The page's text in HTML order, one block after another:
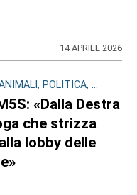
14 APRILE 2026
POLITICA, ...
«Dalla Destra
che strizza
lobby delle